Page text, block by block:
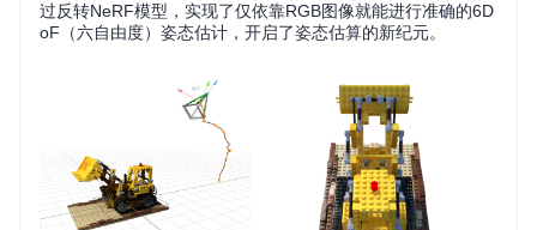
过反转NeRF模型，实现了仅依靠RGB图像就能进行准确的6D
oF（六自由度）姿态估计，开启了姿态估算的新纪元。